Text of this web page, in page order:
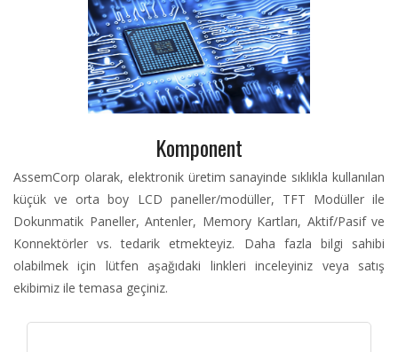
Komponent
AssemCorp olarak, elektronik üretim sanayinde sıklıkla kullanılan
küçük ve orta boy LCD paneller/modüller, TFT Modüller ile
Dokunmatik Paneller, Antenler, Memory Kartları, Aktif/Pasif ve
Konnektörler vs. tedarik etmekteyiz. Daha fazla bilgi sahibi
olabilmek için lütfen aşağıdaki linkleri inceleyiniz veya satış
ekibimiz ile temasa geçiniz.